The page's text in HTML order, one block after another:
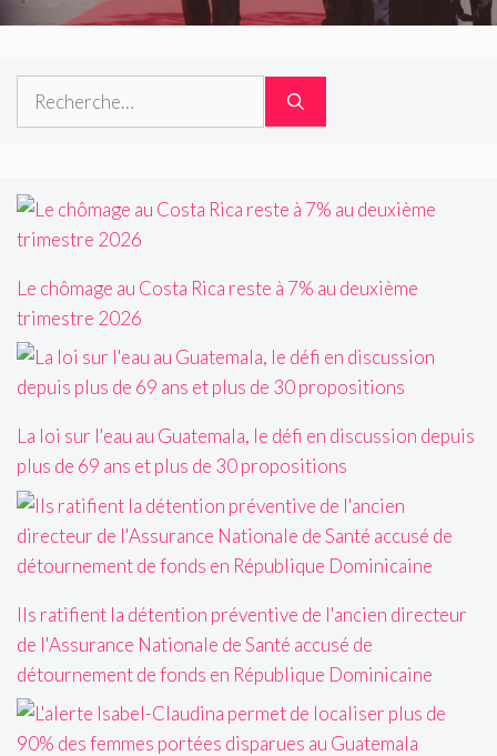
Rechercher :
Le chômage au Costa Rica reste à 7% au deuxième
trimestre 2026
La loi sur l'eau au Guatemala, le défi en discussion depuis
plus de 69 ans et plus de 30 propositions
Ils ratifient la détention préventive de l'ancien directeur
de l'Assurance Nationale de Santé accusé de
détournement de fonds en République Dominicaine